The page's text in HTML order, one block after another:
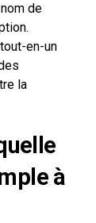
de
en-un
la
à